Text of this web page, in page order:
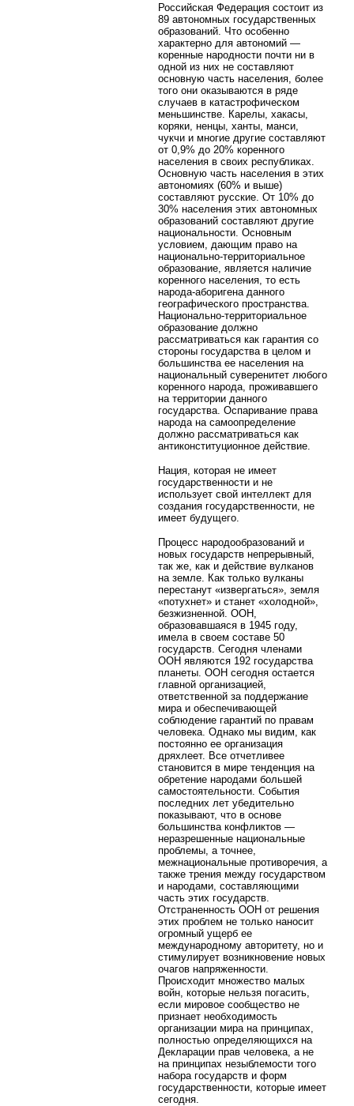
Российская Федерация состоит из
89 автономных государственных
образований. Что особенно
характерно для автономий —
коренные народности почти ни в
одной из них не составляют
основную часть населения, более
того они оказываются в ряде
случаев в катастрофическом
меньшинстве. Карелы, хакасы,
коряки, ненцы, ханты, манси,
чукчи и многие другие составляют
от 0,9% до 20% коренного
населения в своих республиках.
Основную часть населения в этих
автономиях (60% и выше)
составляют русские. От 10% до
30% населения этих автономных
образований составляют другие
национальности. Основным
условием, дающим право на
национально-территориальное
образование, является наличие
коренного населения, то есть
народа-аборигена данного
географического пространства.
Национально-территориальное
образование должно
рассматриваться как гарантия со
стороны государства в целом и
большинства ее населения на
национальный суверенитет любого
коренного народа, проживавшего
на территории данного
государства. Оспаривание права
народа на самоопределение
должно рассматриваться как
антиконституционное действие.
Нация, которая не имеет
государственности и не
использует свой интеллект для
создания государственности, не
имеет будущего.
Процесс народообразований и
новых государств непрерывный,
так же, как и действие вулканов
на земле. Как только вулканы
перестанут «извергаться», земля
«потухнет» и станет «холодной»,
безжизненной. ООН,
образовавшаяся в 1945 году,
имела в своем составе 50
государств. Сегодня членами
ООН являются 192 государства
планеты. ООН сегодня остается
главной организацией,
ответственной за поддержание
мира и обеспечивающей
соблюдение гарантий по правам
человека. Однако мы видим, как
постоянно ее организация
дряхлеет. Все отчетливее
становится в мире тенденция на
обретение народами большей
самостоятельности. События
последних лет убедительно
показывают, что в основе
большинства конфликтов —
неразрешенные национальные
проблемы, а точнее,
межнациональные противоречия, а
также трения между государством
и народами, составляющими
часть этих государств.
Отстраненность ООН от решения
этих проблем не только наносит
огромный ущерб ее
международному авторитету, но и
стимулирует возникновение новых
очагов напряженности.
Происходит множество малых
войн, которые нельзя погасить,
если мировое сообщество не
признает необходимость
организации мира на принципах,
полностью определяющихся на
Декларации прав человека, а не
на принципах незыблемости того
набора государств и форм
государственности, которые имеет
сегодня.